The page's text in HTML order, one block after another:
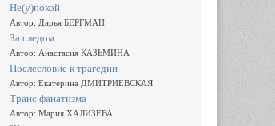
Не(у)покой
Автор: Дарья БЕРГМАН
За следом
Автор: Анастасия КАЗЬМИНА
Послесловие к трагедии
Автор: Екатерина ДМИТРИЕВСКАЯ
Транс фанатизма
Автор: Мария ХАЛИЗЕВА